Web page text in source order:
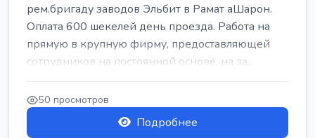
рем.бригаду заводов Эльбит в Рамат аШарон.
Оплата 600 шекелей день проезда. Работа на
прямую в крупную фирму, предоставляющей
сотрудников на постоянной основе, на за...
50 просмотров
Подробнее